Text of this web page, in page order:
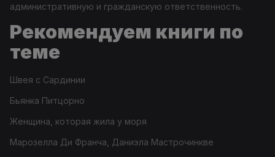
административную и гражданскую ответственность.
Рекомендуем книги по
теме
Швея с Сардинии
Бьянка Питцорно
Женщина, которая жила у моря
Марозелла Ди Франча, Даниэла Мастрочинкве